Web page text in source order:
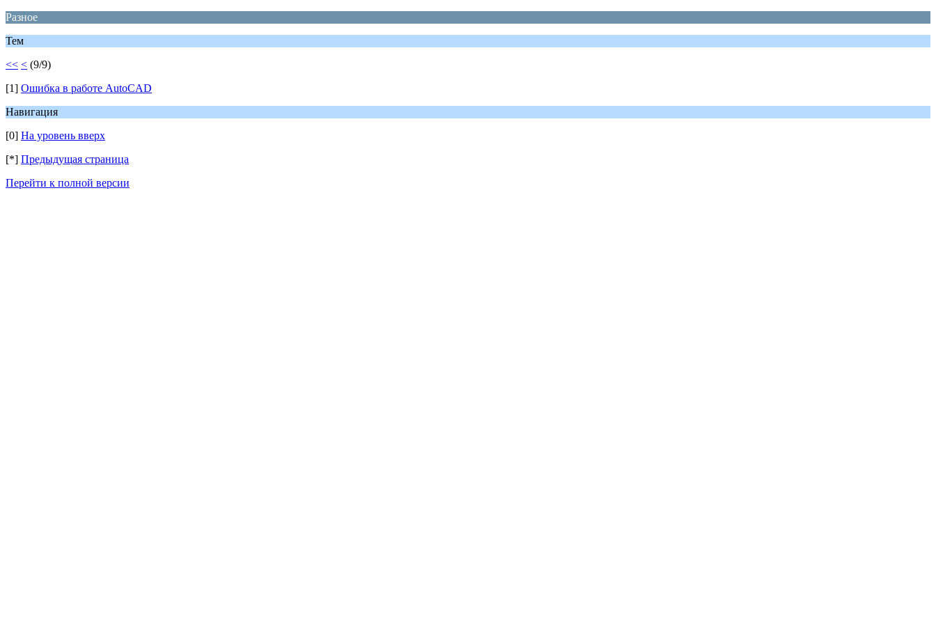
Разное
Тем
<< < (9/9)
[1] Ошибка в работе AutoCAD
Навигация
[0] На уровень вверх
[*] Предыдущая страница
Перейти к полной версии